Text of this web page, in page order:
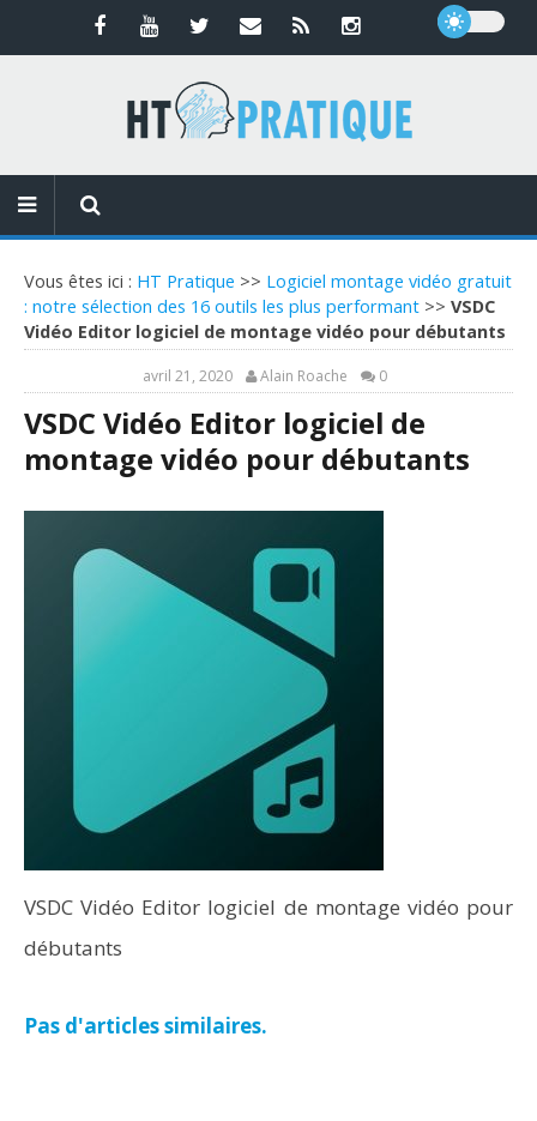
Vous êtes ici : HT Pratique >> Logiciel montage vidéo gratuit
: notre sélection des 16 outils les plus performant >> VSDC
Vidéo Editor logiciel de montage vidéo pour débutants
avril 21, 2020 Alain Roache 0
VSDC Vidéo Editor logiciel de
montage vidéo pour débutants
VSDC Vidéo Editor logiciel de montage vidéo pour
débutants
Pas d'articles similaires.